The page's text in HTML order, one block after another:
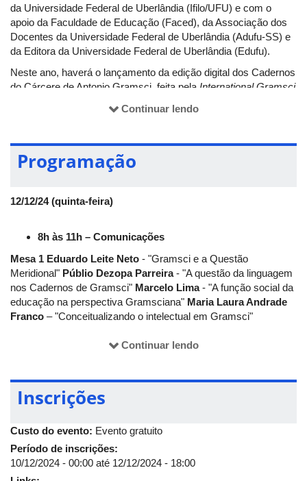
da Universidade Federal de Uberlândia (Ifilo/UFU) e com o
apoio da Faculdade de Educação (Faced), da Associação dos
Docentes da Universidade Federal de Uberlândia (Adufu-SS) e
da Editora da Universidade Federal de Uberlândia (Edufu).
Neste ano, haverá o lançamento da edição digital dos Cadernos
do Cárcere de Antonio Gramsci, feita pela International Gramsci
Saviani (Unicamp/IGS) e palestras de: Ana Maria Said
Semeraro (UFF/IGS), Luciana Aliaga (UFPB/IGS), Marcos Del
Roio (Unesp-Marília/ IGS), Maria Margarida Machado
(UFG/IGS) e Maria Socorro Militão (UFU/IGS).
Com entrada gratuita, o evento está agendado para os
próximos dias 12 e 13 de dezembro, no Anfiteatro do Bloco 5S
Continuar lendo
Programação
12/12/24 (quinta-feira)
8h às 11h – Comunicações
Mesa 1 Eduardo Leite Neto - "Gramsci e a Questão
Meridional" Públio Dezopa Parreira- "A questão da linguagem
nos Cadernos de Gramsci" Marcelo Lima- "A função social da
educação na perspectiva Gramsciana" Maria Laura Andrade
Franco – "Conceitualizando o intelectual em Gramsci"
Carlos Eduardo Nicodemos- "Americanismo e
Através de uma Revolução Passiva e a Esterilização das
Classes Subalternas no Início do Século XX"
Oliveira Martins da Silva
Mundo Multipolar na Atualidade"
- "A Filosofia Política de Gramsci: Uma Introdução"
17h às 21h
Abertura: 17h - reitor, Proexc, Propp, diretora e coordenadores
Continuar lendo
Inscrições
Custo do evento: Evento gratuito
Período de inscrições:
10/12/2024 - 00:00 até 12/12/2024 - 18:00